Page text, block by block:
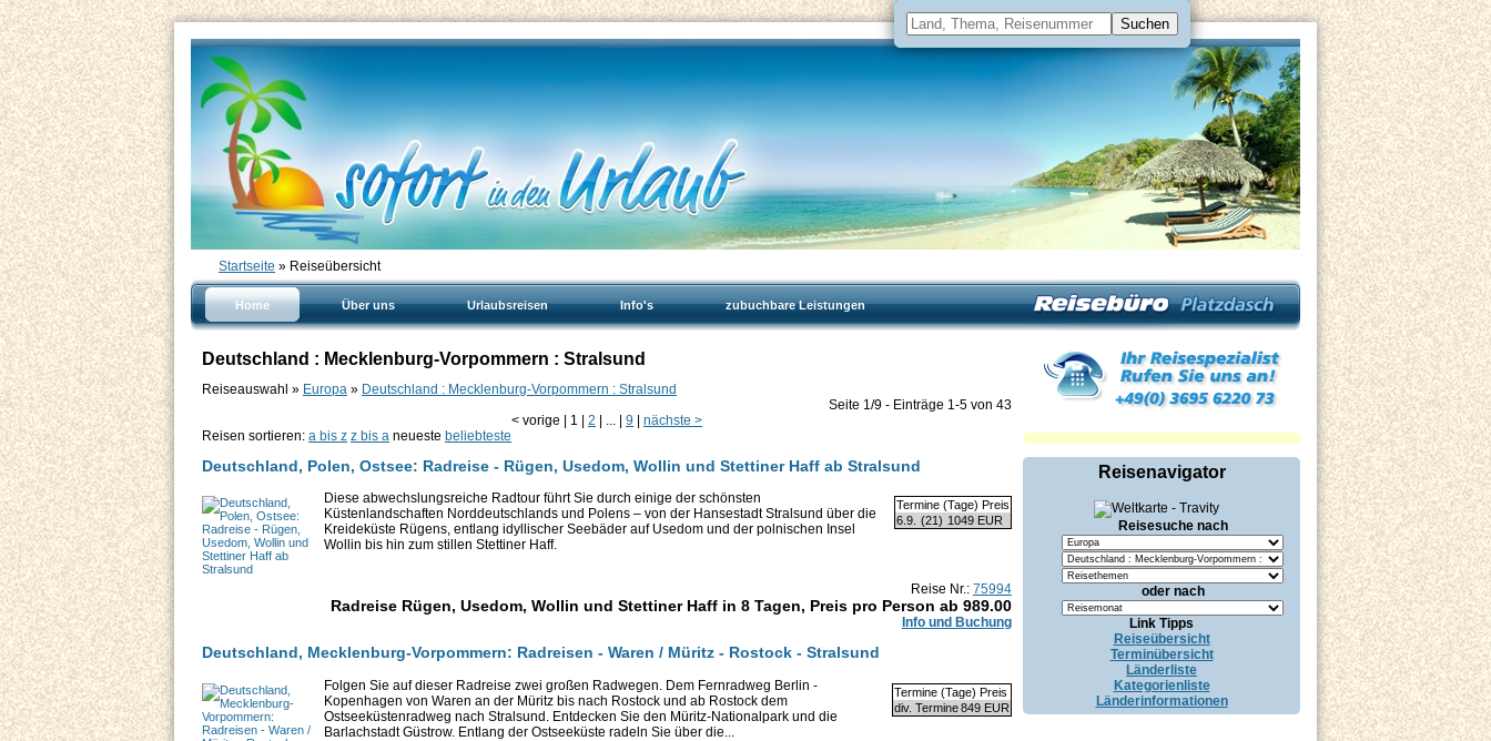
Startseite » Reiseübersicht
Home Über uns Urlaubsreisen Info's zubuchbare Leistungen
Deutschland : Mecklenburg-Vorpommern : Stralsund
Reiseauswahl » Europa » Deutschland : Mecklenburg-Vorpommern : Stralsund
Seite 1/9 - Einträge 1-5 von 43
< vorige | 1 | 2 | | 9 | nächste >
Reisen sortieren: a bis z z bis a neueste beliebteste
Deutschland, Polen, Ostsee: Radreise - Rügen, Usedom, Wollin und Stettiner Haff ab Stralsund
Termine (Tage) Preis
6.9. (21) 1049 EUR
Diese abwechslungsreiche Radtour führt Sie durch einige der schönsten
Küstenlandschaften Norddeutschlands und Polens – von der Hansestadt Stralsund über die
Kreideküste Rügens, entlang idyllischer Seebäder auf Usedom und der polnischen Insel
Wollin bis hin zum stillen Stettiner Haff.
Reise Nr.: 75994
Radreise Rügen, Usedom, Wollin und Stettiner Haff in 8 Tagen, Preis pro Person ab 989.00
Info und Buchung
Deutschland, Mecklenburg-Vorpommern: Radreisen - Waren / Müritz - Rostock - Stralsund
Termine (Tage) Preis
div. Termine849 EUR
Folgen Sie auf dieser Radreise zwei großen Radwegen. Dem Fernradweg Berlin -
Kopenhagen von Waren an der Müritz bis nach Rostock und ab Rostock dem
Ostseeküstenradweg nach Stralsund. Entdecken Sie den Müritz-Nationalpark und die
Barlachstadt Güstrow. Entlang der Ostseeküste radeln Sie über die...
Reisenavigator
Reisesuche nach
oder nach
Link Tipps
Reiseübersicht
Terminübersicht
Länderliste
Kategorienliste
Länderinformationen